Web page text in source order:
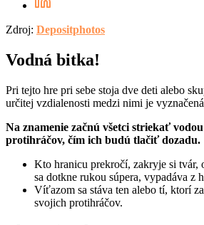
Zdroj: Depositphotos
Vodná bitka!
Pri tejto hre pri sebe stoja dve deti alebo
určitej vzdialenosti medzi nimi je
Na znamenie začnú všetci striekať
protihráčov, čím ich budú tlačiť dozadu.
Kto hranicu prekročí, zakryje si tvár,
sa dotkne rukou súpera, vypadáva z
Víťazom sa stáva ten alebo tí, ktorí
svojich protihráčov.